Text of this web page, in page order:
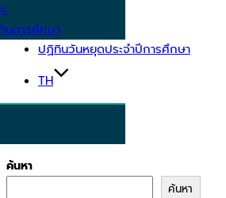
.
นการศึกษา
ปฏิทินวันหยุดประจำปีการศึกษา
TH
ค้นหา
ค้นหา